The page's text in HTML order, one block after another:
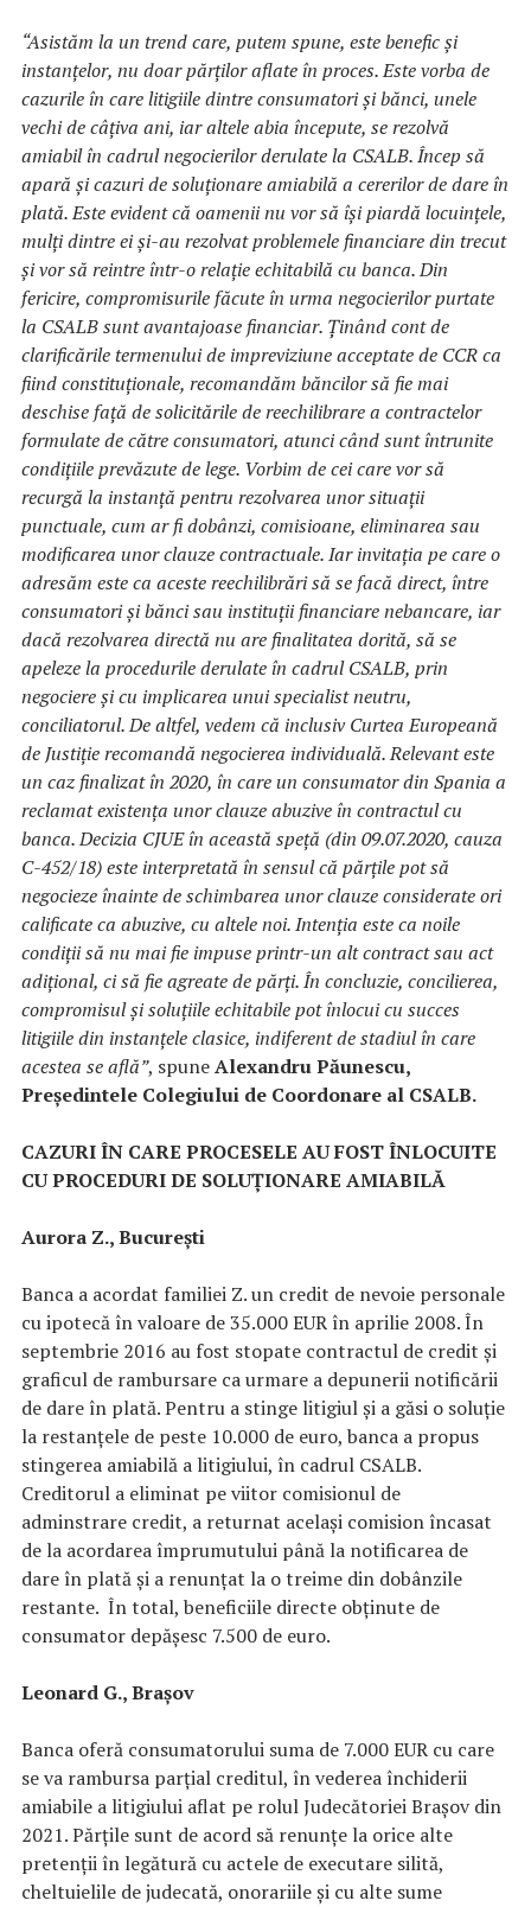
“Asistăm la un trend care, putem spune, este benefic și
instanțelor, nu doar părților aflate în proces. Este vorba de
cazurile în care litigiile dintre consumatori și bănci, unele
vechi de câțiva ani, iar altele abia începute, se rezolvă
amiabil în cadrul negocierilor derulate la CSALB. Încep să
apară și cazuri de soluționare amiabilă a cererilor de dare în
plată. Este evident că oamenii nu vor să își piardă locuințele,
mulți dintre ei și-au rezolvat problemele financiare din trecut
și vor să reintre într-o relație echitabilă cu banca. Din
fericire, compromisurile făcute în urma negocierilor purtate
la CSALB sunt avantajoase financiar. Ținând cont de
clarificările termenului de impreviziune acceptate de CCR ca
fiind constituționale, recomandăm băncilor să fie mai
deschise față de solicitările de reechilibrare a contractelor
formulate de către consumatori, atunci când sunt întrunite
condițiile prevăzute de lege. Vorbim de cei care vor să
recurgă la instanță pentru rezolvarea unor situații
punctuale, cum ar fi dobânzi, comisioane, eliminarea sau
modificarea unor clauze contractuale. Iar invitația pe care o
adresăm este ca aceste reechilibrări să se facă direct, între
consumatori și bănci sau instituții financiare nebancare, iar
dacă rezolvarea directă nu are finalitatea dorită, să se
apeleze la procedurile derulate în cadrul CSALB, prin
negociere și cu implicarea unui specialist neutru,
conciliatorul. De altfel, vedem că inclusiv Curtea Europeană
de Justiție recomandă negocierea individuală. Relevant este
un caz finalizat în 2020, în care un consumator din Spania a
reclamat existența unor clauze abuzive în contractul cu
banca. Decizia CJUE în această speță (din 09.07.2020, cauza
C-452/18) este interpretată în sensul că părțile pot să
negocieze înainte de schimbarea unor clauze considerate ori
calificate ca abuzive, cu altele noi. Intenția este ca noile
condiții să nu mai fie impuse printr-un alt contract sau act
adițional, ci să fie agreate de părți. În concluzie, concilierea,
compromisul și soluțiile echitabile pot înlocui cu succes
litigiile din instanțele clasice, indiferent de stadiul în care
acestea se află”, spuneAlexandru Păunescu,
Președintele Colegiului de Coordonare al CSALB.
CAZURI ÎN CARE PROCESELE AU FOST ÎNLOCUITE
CU PROCEDURI DE SOLUȚIONARE AMIABILĂ
Aurora Z., București
Banca a acordat familiei Z. un credit de nevoie personale
cu ipotecă în valoare de 35.000 EUR în aprilie 2008. În
septembrie 2016 au fost stopate contractul de credit și
graficul de rambursare ca urmare a depunerii notificării
de dare în plată. Pentru a stinge litigiul și a găsi o soluție
la restanțele de peste 10.000 de euro, banca a propus
stingerea amiabilă a litigiului, în cadrul CSALB.
Creditorul a eliminat pe viitor comisionul de
adminstrare credit, a returnat același comision încasat
de la acordarea împrumutului până la notificarea de
dare în plată și a renunțat la o treime din dobânzile
restante. În total, beneficiile directe obținute de
consumator depășesc 7.500 de euro.
Leonard G., Brașov
Banca oferă consumatorului suma de 7.000 EUR cu care
se va rambursa parțial creditul, în vederea închiderii
amiabile a litigiului aflat pe rolul Judecătoriei Brașov din
2021. Părțile sunt de acord să renunțe la orice alte
pretenții în legătură cu actele de executare silită,
cheltuielile de judecată, onorariile și cu alte sume